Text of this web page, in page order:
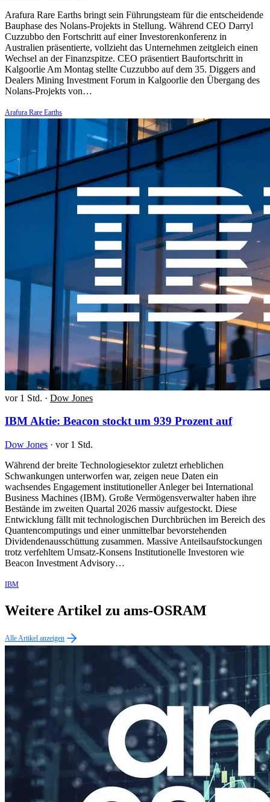
Arafura Rare Earths bringt sein Führungsteam für die entscheidende
Bauphase des Nolans-Projekts in Stellung. Während CEO Darryl
Cuzzubbo den Fortschritt auf einer Investorenkonferenz in
Australien präsentierte, vollzieht das Unternehmen zeitgleich einen
Wechsel an der Finanzspitze. CEO präsentiert Baufortschritt in
Kalgoorlie Am Montag stellte Cuzzubbo auf dem 35. Diggers and
Dealers Mining Investment Forum in Kalgoorlie den Übergang des
Nolans-Projekts von…
Arafura Rare Earths
vor 1 Std. · Dow Jones
IBM Aktie: Beacon stockt um 939 Prozent auf
Dow Jones · vor 1 Std.
Während der breite Technologiesektor zuletzt erheblichen
Schwankungen unterworfen war, zeigen neue Daten ein
wachsendes Engagement institutioneller Anleger bei International
Business Machines (IBM). Große Vermögensverwalter haben ihre
Bestände im zweiten Quartal 2026 massiv aufgestockt. Diese
Entwicklung fällt mit technologischen Durchbrüchen im Bereich des
Quantencomputings und einer unmittelbar bevorstehenden
Dividendenausschüttung zusammen. Massive Anteilsaufstockungen
trotz verfehltem Umsatz-Konsens Institutionelle Investoren wie
Beacon Investment Advisory…
IBM
Weitere Artikel zu ams-OSRAM
Alle Artikel anzeigen